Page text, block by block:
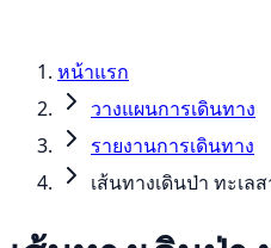
หน้าแรก
วางแผนการเดินทาง
รายงานการเดินทาง
เส้นทางเดินป่า ทะเล